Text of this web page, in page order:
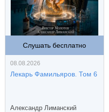
Слушать бесплатно
08.08.2026
Лекарь Фамильяров. Том 6
Александр Лиманский